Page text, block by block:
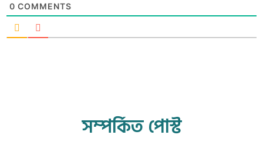
0 COMMENTS
সম্পর্কিত পোস্ট